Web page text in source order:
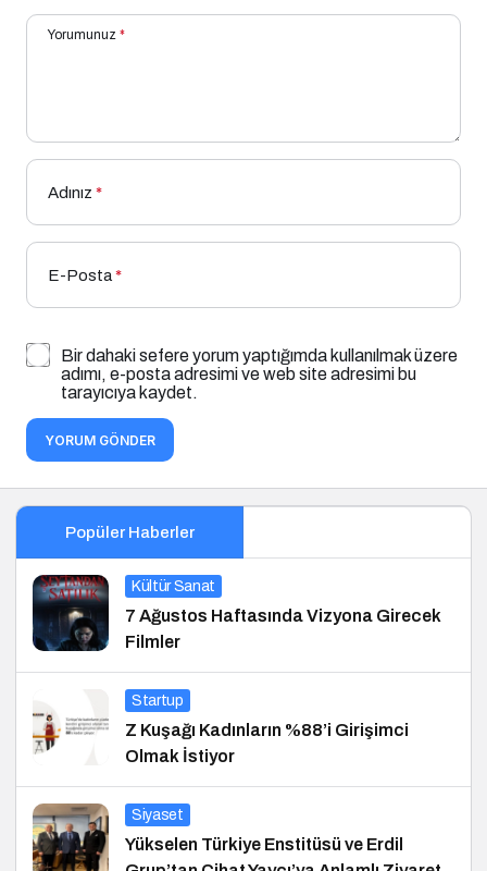
Yorumunuz *
Adınız *
E-Posta*
Bir dahaki sefere yorum yaptığımda kullanılmak üzere
adımı, e-posta adresimi ve web site adresimi bu
tarayıcıya kaydet.
YORUM GÖNDER
Popüler Haberler
Kültür Sanat
7 Ağustos Haftasında Vizyona Girecek
Filmler
Startup
Z Kuşağı Kadınların %88’i Girişimci
Olmak İstiyor
Siyaset
Yükselen Türkiye Enstitüsü ve Erdil